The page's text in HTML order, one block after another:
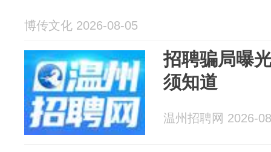
博传文化 2026-08-05
招聘骗局曝
须知道
温州招聘网 2026-